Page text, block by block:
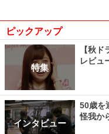
ピックアップ
特集
【秋
レビュ
インタビュー
50歳を
怪我か